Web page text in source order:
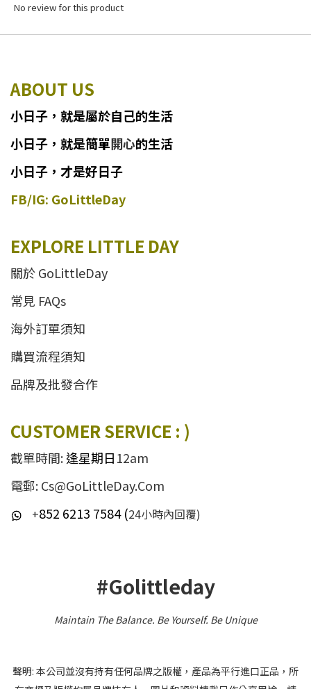
No review for this product
ABOUT US
小日子 ， 就是屬於自己的生活
小日子 ， 就是簡單開心的生活
小日子，才是好日子
FB/IG: GoLittleDay
EXPLORE LITTLE DAY
關於 GoLittleDay
常見 FAQs
海外訂單須知
購買流程須知
品牌及批發合作
CUSTOMER SERVICE : )
截單時間:逢星期日12am
電郵: Cs@GoLittleDay.Com
+852 6213 7584 (24小時內回覆)
#Golittleday
Maintain The Balance. Be Yourself.Be Unique
聲明: 本公司並沒有持有任何品牌之版權，產品為平行進口正品，所